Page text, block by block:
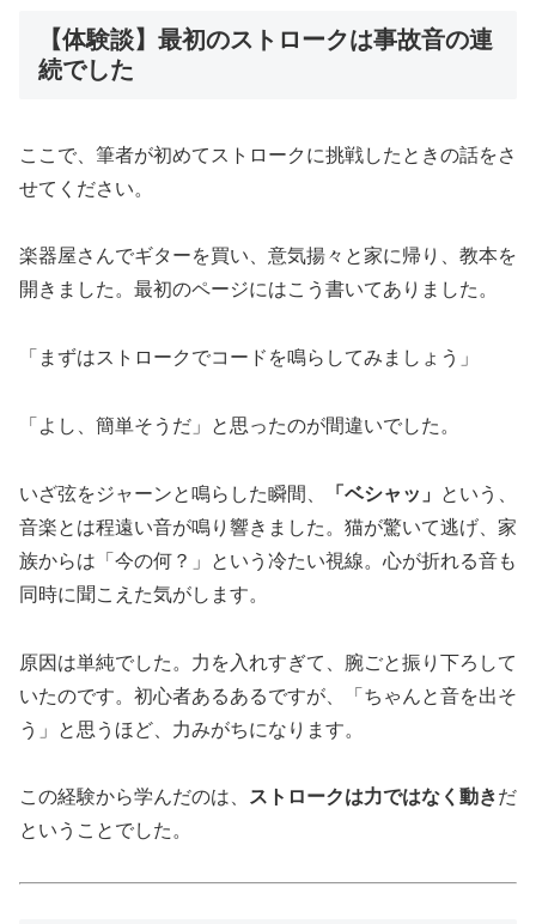
【体験談】最初のストロークは事故音の連
続でした
ここで、筆者が初めてストロークに挑戦したときの話をさ
せてください。
楽器屋さんでギターを買い、意気揚々と家に帰り、教本を
開きました。最初のページにはこう書いてありました。
「まずはストロークでコードを鳴らしてみましょう」
「よし、簡単そうだ」と思ったのが間違いでした。
いざ弦をジャーンと鳴らした瞬間、 「ベシャッ」
という、
音楽とは程遠い音が鳴り響きました。猫が驚いて逃げ、家
族からは「今の何？」という冷たい視線。心が折れる音も
同時に聞こえた気がします。
原因は単純でした。力を入れすぎて、腕ごと振り下ろして
いたのです。初心者あるあるですが、「ちゃんと音を出そ
う」と思うほど、力みがちになります。
この経験から学んだのは、 ストロークは力ではなく動きだ
ということでした。